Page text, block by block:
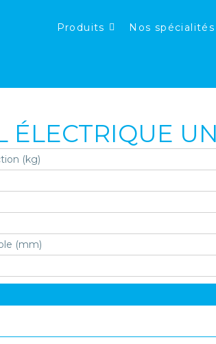
Produits Nos spécialités
ÉLECTRIQUE
(kg)
(mm)